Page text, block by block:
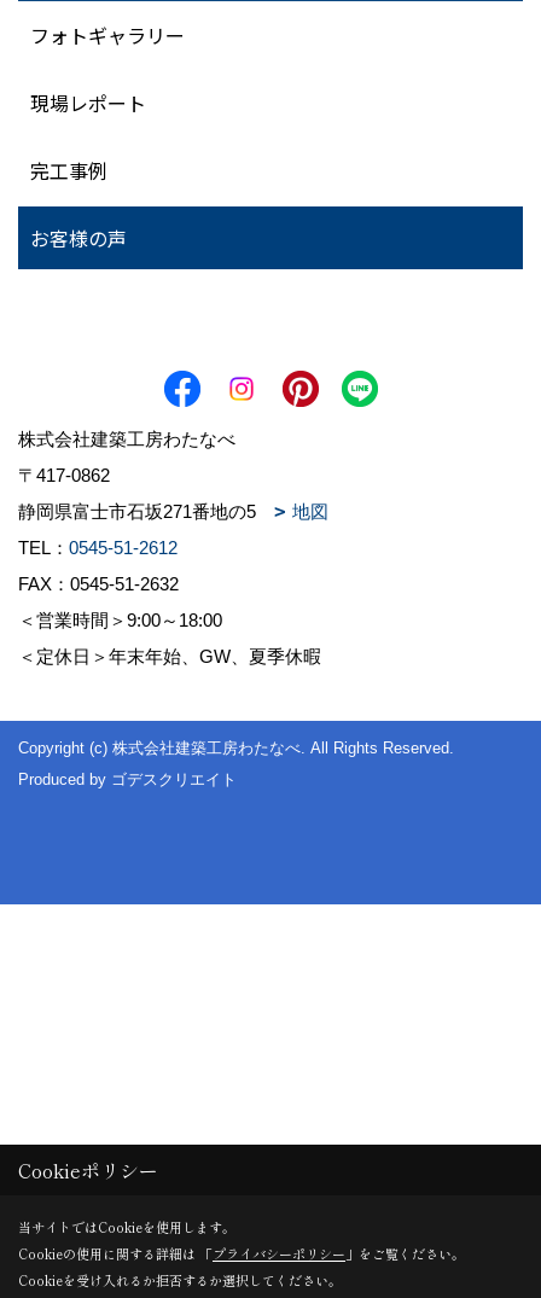
フォトギャラリー
現場レポート
完工事例
お客様の声
株式会社建築工房わたなべ
〒417-0862
静岡県富士市石坂271番地の5
地図
TEL： 0545-51-2612
FAX：0545-51-2632
＜営業時間＞9:00～18:00
＜定休日＞年末年始、GW、夏季休暇
Copyright (c) 株式会社建築工房わたなべ. All Rights Reserved.
Produced by ゴデスクリエイト
Cookieポリシー
当サイトではCookieを使用します。
Cookieの使用に関する詳細は 「プライバシーポリシー 」をご覧ください。
Cookieを受け入れるか拒否するか選択してください。